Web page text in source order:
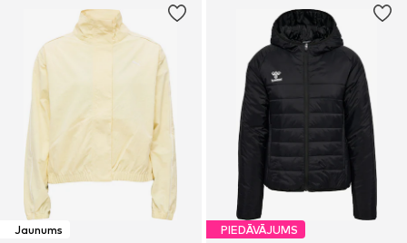
Jaunums PIEDĀVĀJUMS